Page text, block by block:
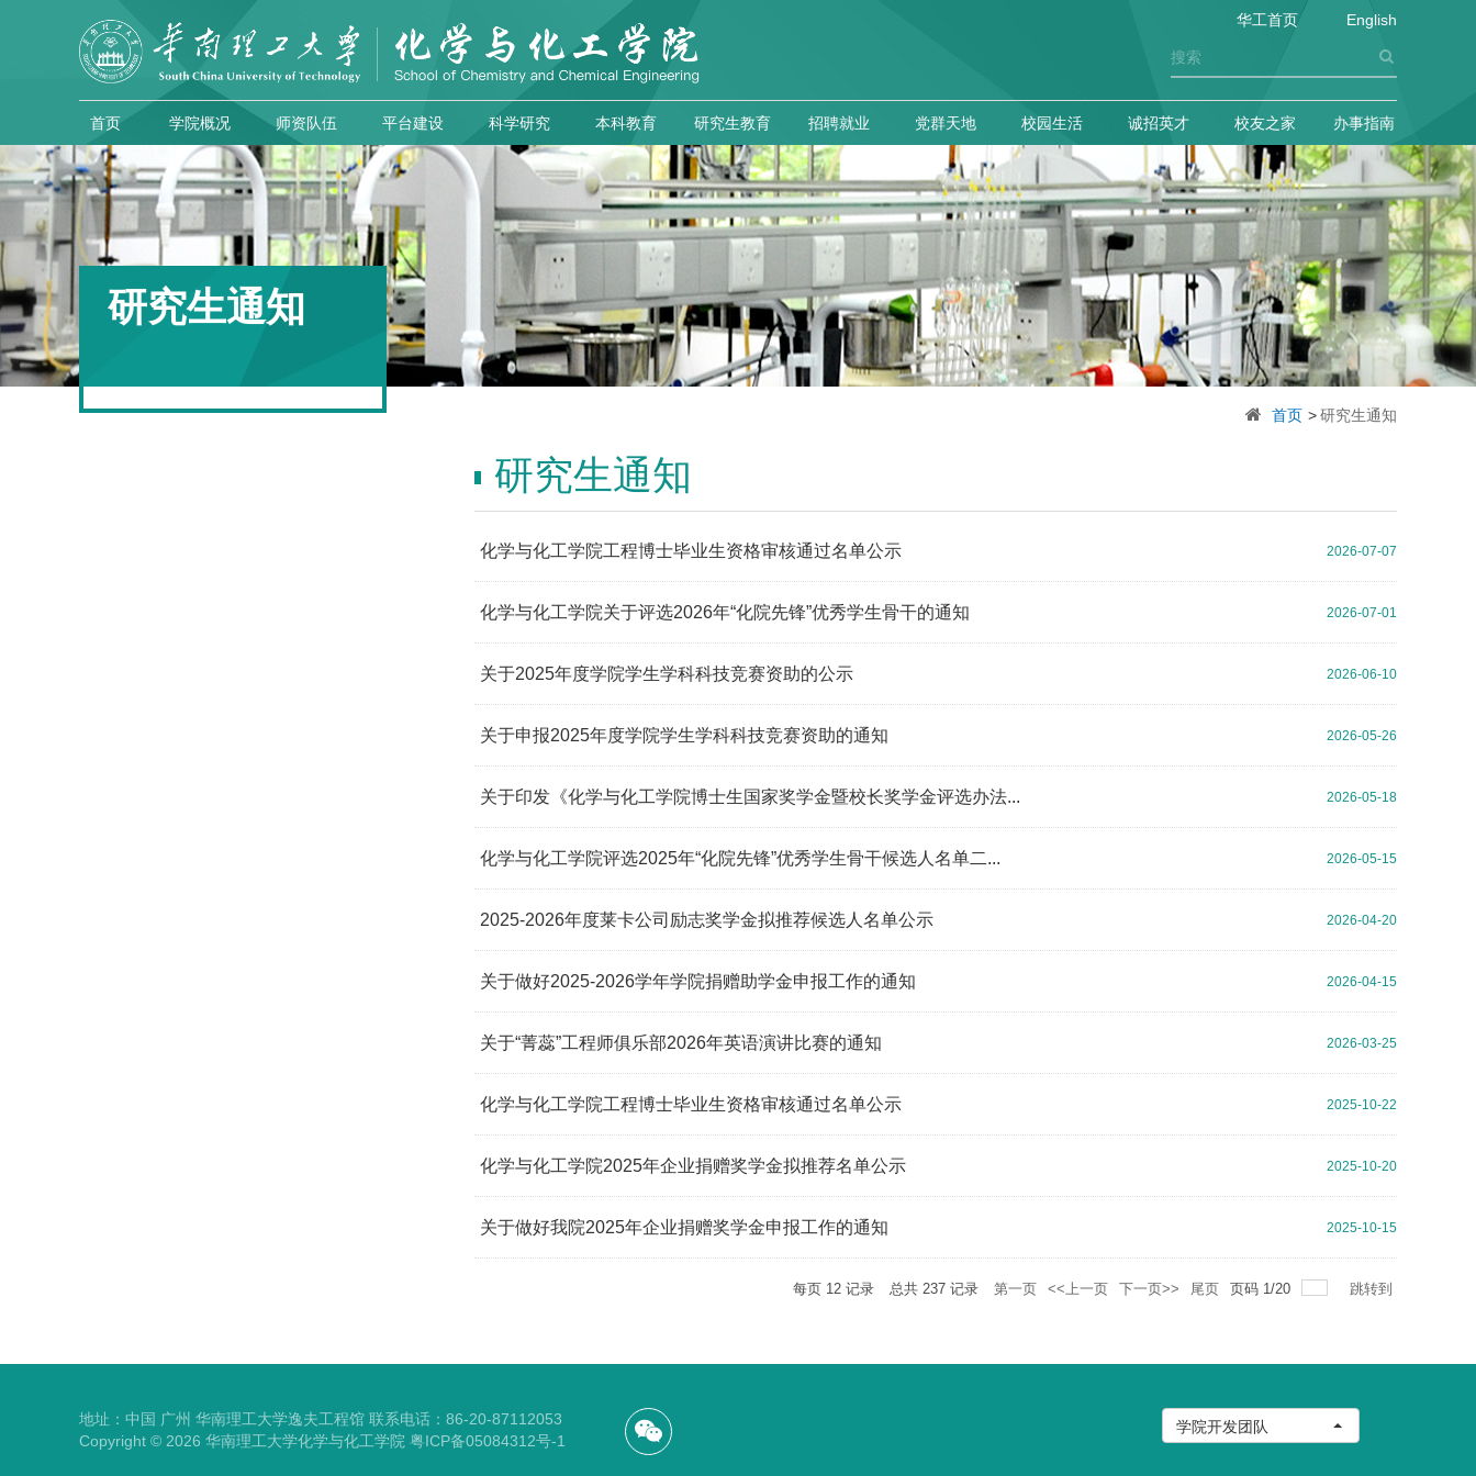
华工首页 English
首页 学院概况 师资队伍 平台建设 科学研究 本科教育 研究生教育 招聘就业 党群天地 校园生活 诚招英才 校友之家 办事指南
研究生通知
首页 >研究生通知
研究生通知
化学与化工学院工程博士毕业生资格审核通过名单公示 2026-07-07
化学与化工学院关于评选2026年“化院先锋”优秀学生骨干的通知 2026-07-01
关于2025年度学院学生学科科技竞赛资助的公示 2026-06-10
关于申报2025年度学院学生学科科技竞赛资助的通知 2026-05-26
关于印发《化学与化工学院博士生国家奖学金暨校长奖学金评选办法... 2026-05-18
化学与化工学院评选2025年“化院先锋”优秀学生骨干候选人名单二... 2026-05-15
2025-2026年度莱卡公司励志奖学金拟推荐候选人名单公示 2026-04-20
关于做好2025-2026学年学院捐赠助学金申报工作的通知 2026-04-15
关于“菁蕊”工程师俱乐部2026年英语演讲比赛的通知 2026-03-25
化学与化工学院工程博士毕业生资格审核通过名单公示 2025-10-22
化学与化工学院2025年企业捐赠奖学金拟推荐名单公示 2025-10-20
关于做好我院2025年企业捐赠奖学金申报工作的通知 2025-10-15
每页 12 记录 总共 237 记录 第一页 <<上一页 下一页>> 尾页 页码 1/20 跳转到
地址：中国 广州 华南理工大学逸夫工程馆 联系电话：86-20-87112053
Copyright © 2026 华南理工大学化学与化工学院 粤ICP备05084312号-1
学院开发团队